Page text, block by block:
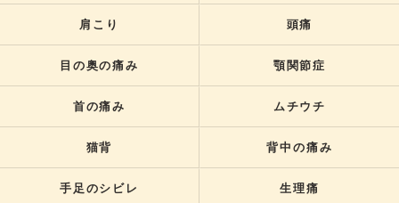
肩こり 頭痛
目の奥の痛み 顎関節症
首の痛み ムチウチ
猫背 背中の痛み
手足のシビレ 生理痛